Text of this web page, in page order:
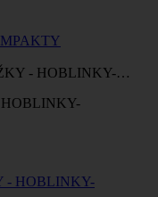
- HOBLINKY-…
HOBLINKY-